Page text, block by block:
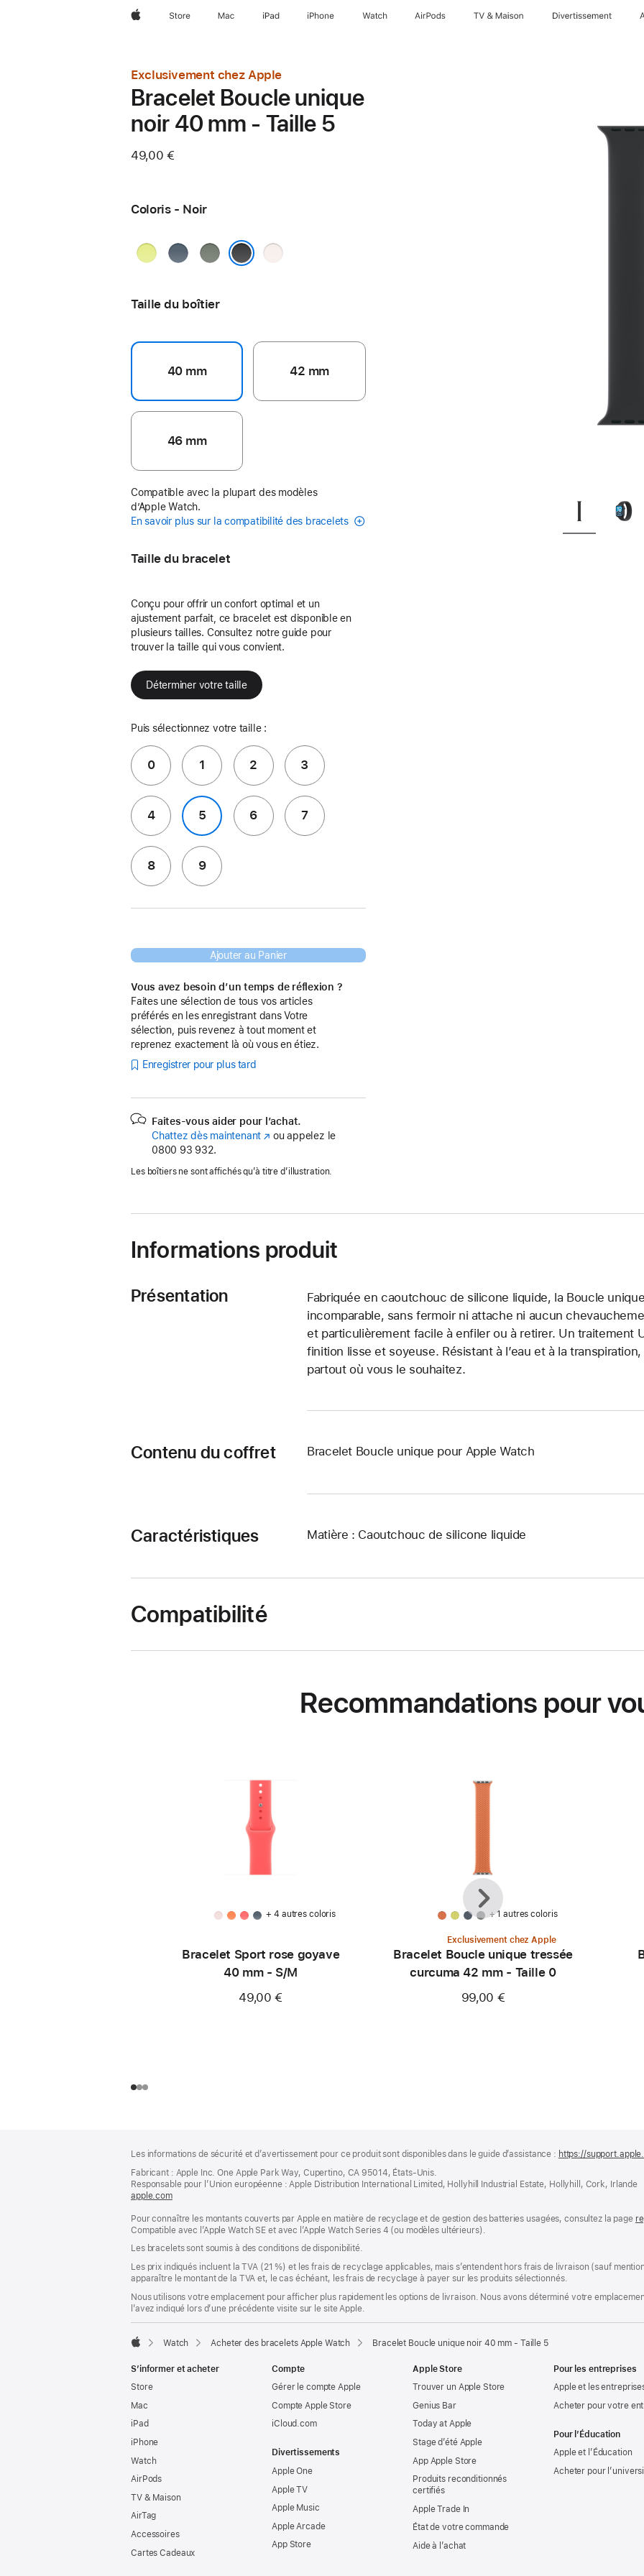
AppleStore Mac iPad iPhone Watch AirPods TV & Maison Divertissements
Exclusivement chez Apple
Bracelet Boucle unique
noir 40 mm - Taille 5
49,00 €
Coloris - Noir
JauneBleu
Gris
Rose
Taille du boîtier
40 mm 42 mm
46 mm
Compatible avec la plupart des modèles
d’Apple Watch.
En savoir plus sur la compatibilité des bracelets
Taille du bracelet
Conçu pour offrir un confort optimal et un
ajustement parfait, ce bracelet est disponible en
plusieurs tailles. Consultez notre guide pour
trouver la taille qui vous convient.
Déterminer votre taille
Puis sélectionnez votre taille :
0 1 2 3
4 5 6 7
8 9
Ajouter au Panier
Vous avez besoin d’un temps de réflexion ?
Faites une sélection de tous vos articles
préférés en les enregistrant dans Votre
sélection, puis revenez à tout moment et
reprenez exactement là où vous en étiez.
Enregistrer pour plus tard
Faites-vous aider pour l’achat.
Chattez dès maintenant (s’ouvre
nouvelle
ou appelez le
0800 93 932.
Les boîtiers ne sont affichés qu’à titre d’illustration.
Informations produit
Présentation
Fabriquée en caoutchouc de silicone liquide, la Boucle
incomparable, sans fermoir ni attache ni aucun
et particulièrement facile à enfiler ou à retirer. Un traitement
finition lisse et soyeuse. Résistant à l’eau et à la
partout où vous le souhaitez.
Contenu du coffret Bracelet Boucle unique pour Apple Watch
Caractéristiques Matière : Caoutchouc de silicone liquide
Compatibilité
Recommandations pour
+ 4 autres coloris
Bracelet Sport rose goyave
40 mm - S/M
49,00 €
+ 1 autres coloris
Exclusivement chez Apple
Bracelet Boucle unique tressée
curcuma 42 mm - Taille 0
99,00 €
Précédent
Suivant
de
page
de
bas
de
page
Les informations de sécurité et d’avertissement pour ce produit sont disponibles dans le guide d’assistance : https://
Fabricant : Apple Inc. One Apple Park Way, Cupertino, CA 95014, États-Unis.
Responsable pour l’Union européenne : Apple Distribution International Limited, Hollyhill Industrial Estate, Hollyhill, Cork, Irlande
apple.com(s’ouvre
une
nouvelle
Pour connaître les montants couverts par Apple en matière de recyclage et de gestion des batteries usagées, consultez la page
Compatible avec l’Apple Watch SE et avec l’Apple Watch Series 4 (ou modèles ultérieurs).
Les bracelets sont soumis à des conditions de disponibilité.
Les prix indiqués incluent la TVA (21 %) et les frais de recyclage applicables, mais s’entendent hors frais de livraison (sauf
apparaître le montant de la TVA et, le cas échéant, les frais de recyclage à payer sur les produits sélectionnés.
Nous utilisons votre emplacement pour afficher plus rapidement les options de livraison. Nous avons déterminé votre
l’avez indiqué lors d’une précédente visite sur le site Apple.
Watch Acheter des bracelets Apple Watch Bracelet Boucle unique noir 40 mm - Taille 5
S’informer et acheter
Store
Mac
iPad
iPhone
Watch
AirPods
TV & Maison
AirTag
Accessoires
Cartes Cadeaux
Compte
Gérer le compte Apple
Compte Apple Store
iCloud.com
Divertissements
Apple One
Apple TV
Apple Music
Apple Arcade
App Store
Apple Store
Trouver un Apple Store
Genius Bar
Today at Apple
Stage d’été Apple
App Apple Store
Produits reconditionnés
certifiés
Apple Trade In
État de votre commande
Aide à l’achat
Pour les entreprises
Apple et les
Acheter pour votre
Pour l’Éducation
Apple et l’Éducation
Acheter pour